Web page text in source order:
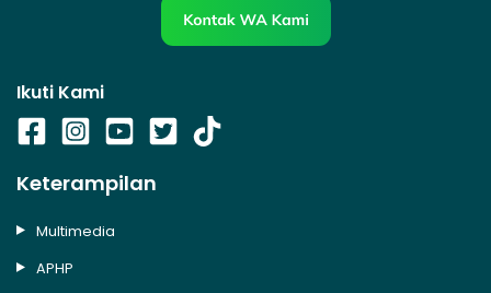
Ikuti Kami
Keterampilan
Multimedia
APHP